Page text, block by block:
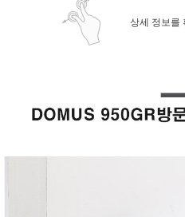
상세 정보를